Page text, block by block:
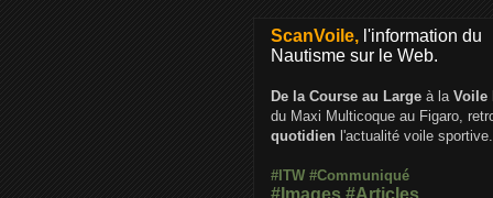
ScanVoile, l'information du
Nautisme sur le Web.
De la Course au Large à la Voile
du Maxi Multicoque au Figaro,
quotidien l'actualité voile sportive.
#ITW #Communiqué
#Images #Articles